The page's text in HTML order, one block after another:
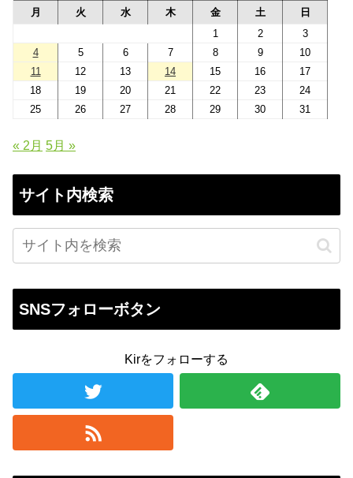
月 火 水 木 金 土
日
1
2
3
4
5 6 7 8 9
10
11
12 13 14 15 16
17
18
19 20 21 22 23
24
25
26 27 28 29 30 31
« 2月 5月 »
サイト内検索
SNSフォローボタン
Kirをフォローする